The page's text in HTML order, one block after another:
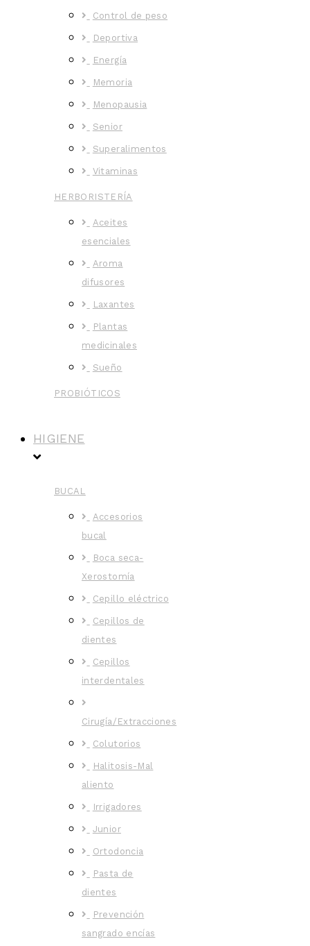
Control de peso
Deportiva
Energía
Memoria
Menopausia
Senior
Superalimentos
Vitaminas
HERBORISTERÍA
Aceites
esenciales
Aroma
difusores
Laxantes
Plantas
medicinales
Sueño
PROBIÓTICOS
HIGIENE
BUCAL
Accesorios
bucal
Boca seca-
Xerostomía
Cepillo eléctrico
Cepillos de
dientes
Cepillos
interdentales
Cirugía/Extracciones
Colutorios
Halitosis-Mal
aliento
Irrigadores
Junior
Ortodoncia
Pasta de
dientes
Prevención
sangrado encías